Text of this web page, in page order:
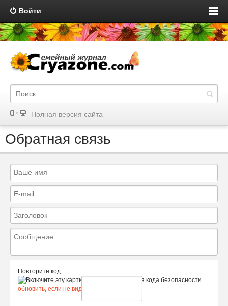
Войти
Полная версия сайта
Обратная связь
Повторите код:
обновить, если не виден код